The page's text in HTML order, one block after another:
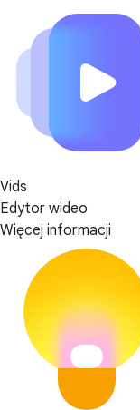
Vids
Edytor wideo
Więcej informacji